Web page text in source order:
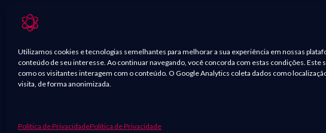
Utilizamos cookies e tecnologias semelhantes para melhorar a sua experiência em nossas
conteúdo de seu interesse. Ao continuar navegando, você concorda com estas condições. Este
como os visitantes interagem com o conteúdo. O Google Analytics coleta dados como
visita, de forma anonimizada.
Política de PrivacidadePolítica de Privacidade